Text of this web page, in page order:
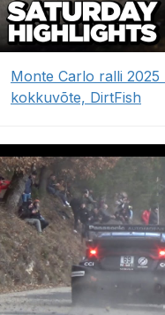
Monte Carlo ralli 2025
kokkuvõte, DirtFish